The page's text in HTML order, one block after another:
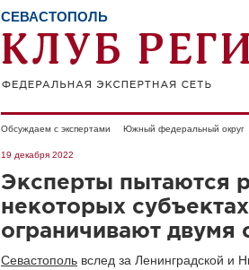
СЕВАСТОПОЛЬ
Обсуждаем с экспертами Южный федеральный округ
19 декабря 2022
Эксперты пытаются
некоторых
ограничивают
Севастополь вслед за Ленинградской и